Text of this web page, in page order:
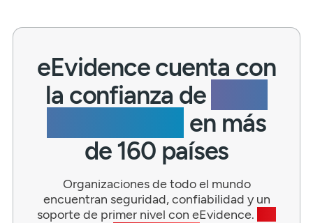
eEvidence cuenta con
la confianza de
en más
de 160 países
Organizaciones de todo el mundo
encuentran seguridad, confiabilidad y un
soporte de primer nivel con eEvidence.